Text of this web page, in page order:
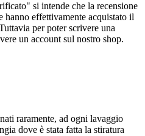
si intende che la recensione
hanno effettivamente acquistato il
per poter scrivere una
un account sul nostro shop.
raramente, ad ogni lavaggio
dove è stata fatta la stiratura